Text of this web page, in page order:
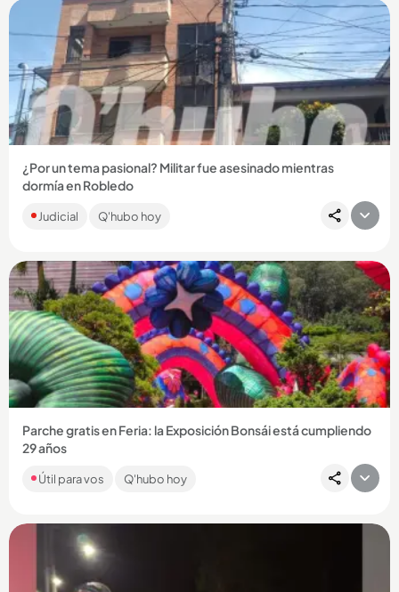
Compartir Noticia
¿Por un tema pasional? Militar fue asesinado mientras
dormía en Robledo
La víctima, César Augusto Hurtado Parra, era suboficial activo
del Ejército. Fue sorprendido cuando estaba durmiendo y
Judicial Q'hubo hoy
Compartir Noticia
Parche gratis en Feria: la Exposición Bonsái está cumpliendo
29 años
Sandiego tendrá actividades gratuitas en agosto con motivo
Útil para vos Q'hubo hoy